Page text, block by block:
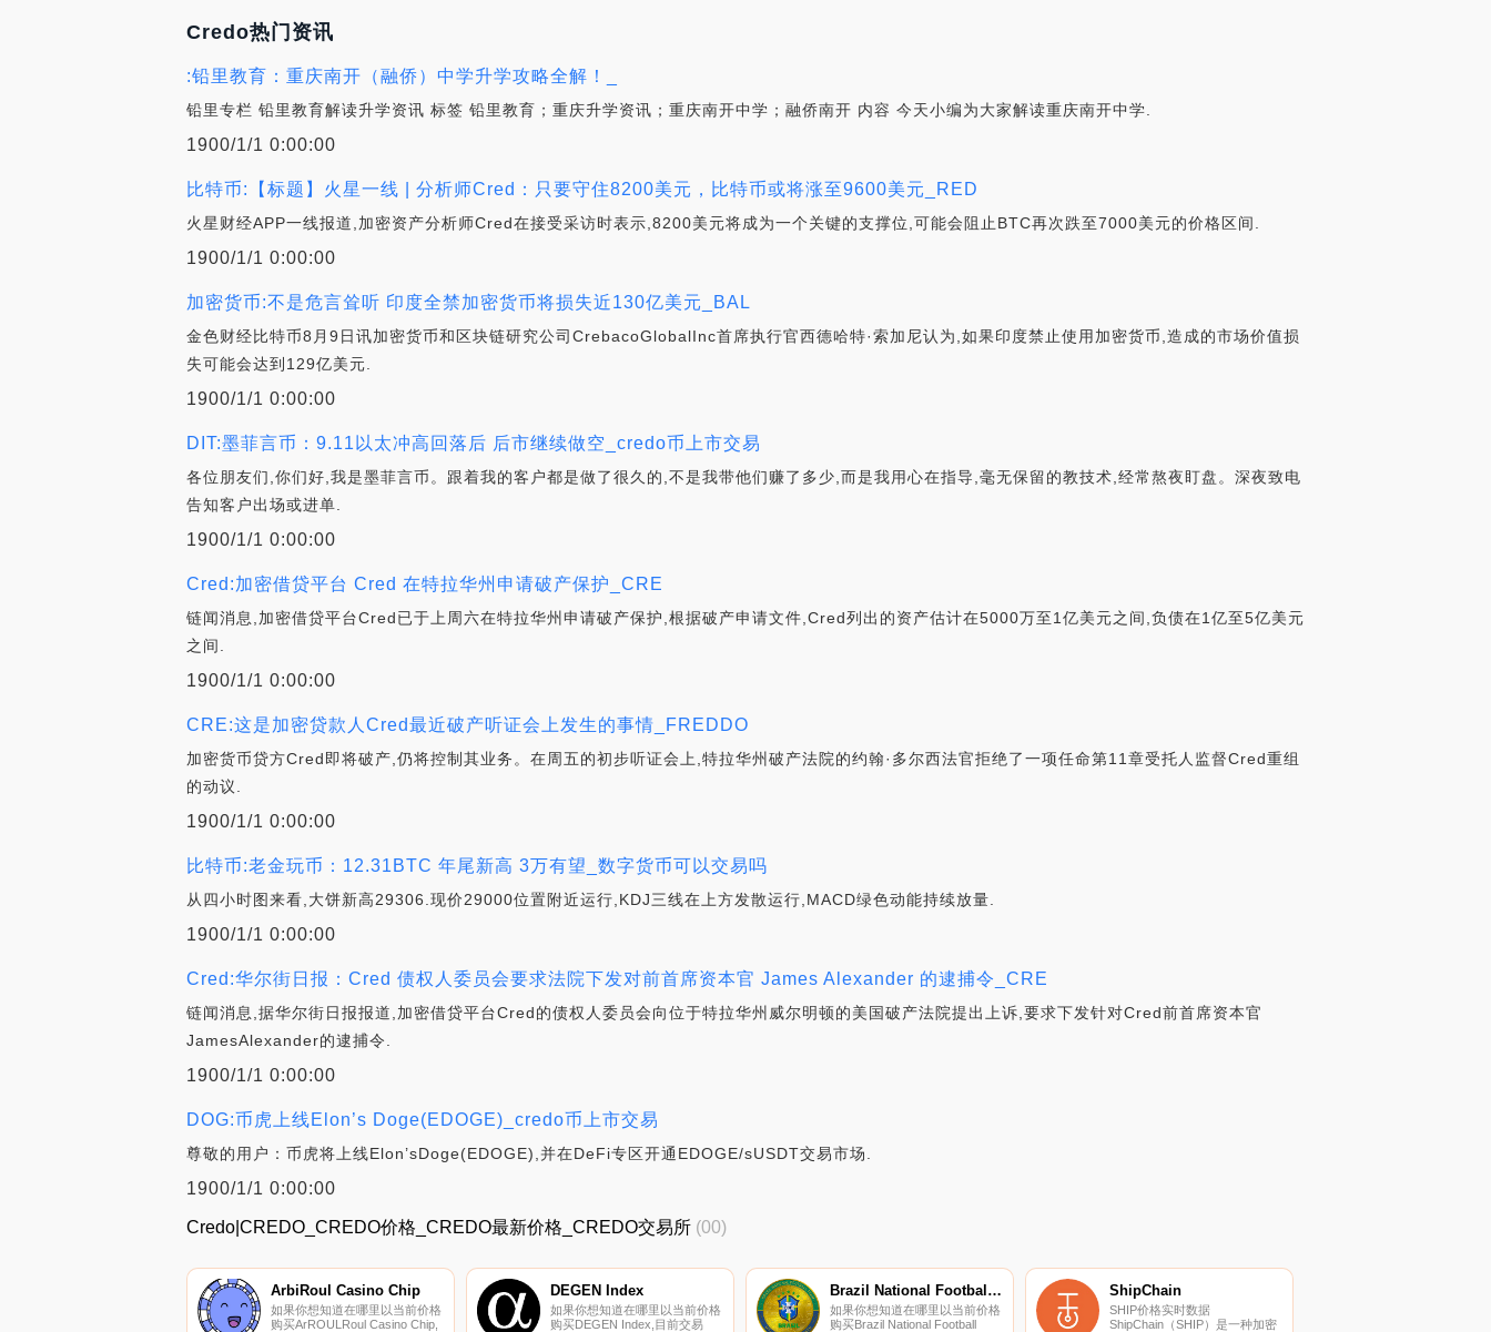
Credo热门资讯
:铅里教育：重庆南开（融侨）中学升学攻略全解！_
铅里专栏 铅里教育解读升学资讯 标签 铅里教育；重庆升学资讯；重庆南开中学；融侨南开 内容 今天小编为大家解读重庆南开中学.
1900/1/1 0:00:00
比特币:【标题】火星一线 | 分析师Cred：只要守住8200美元，比特币或将涨至9600美元_RED
火星财经APP一线报道,加密资产分析师Cred在接受采访时表示,8200美元将成为一个关键的支撑位,可能会阻止BTC再次跌至7000美元的价格区间.
1900/1/1 0:00:00
加密货币:不是危言耸听 印度全禁加密货币将损失近130亿美元_BAL
金色财经比特币8月9日讯加密货币和区块链研究公司CrebacoGlobalInc首席执行官西德哈特·索加尼认为,如果印度禁止使用加密货币,造成的市场价值损
失可能会达到129亿美元.
1900/1/1 0:00:00
DIT:墨菲言币：9.11以太冲高回落后 后市继续做空_credo币上市交易
各位朋友们,你们好,我是墨菲言币。跟着我的客户都是做了很久的,不是我带他们赚了多少,而是我用心在指导,毫无保留的教技术,经常熬夜盯盘。深夜致电
告知客户出场或进单.
1900/1/1 0:00:00
Cred:加密借贷平台 Cred 在特拉华州申请破产保护_CRE
链闻消息,加密借贷平台Cred已于上周六在特拉华州申请破产保护,根据破产申请文件,Cred列出的资产估计在5000万至1亿美元之间,负债在1亿至5亿美元
之间.
1900/1/1 0:00:00
CRE:这是加密贷款人Cred最近破产听证会上发生的事情_FREDDO
加密货币贷方Cred即将破产,仍将控制其业务。在周五的初步听证会上,特拉华州破产法院的约翰·多尔西法官拒绝了一项任命第11章受托人监督Cred重组
的动议.
1900/1/1 0:00:00
比特币:老金玩币：12.31BTC 年尾新高 3万有望_数字货币可以交易吗
从四小时图来看,大饼新高29306.现价29000位置附近运行,KDJ三线在上方发散运行,MACD绿色动能持续放量.
1900/1/1 0:00:00
Cred:华尔街日报：Cred 债权人委员会要求法院下发对前首席资本官 James Alexander 的逮捕令_CRE
链闻消息,据华尔街日报报道,加密借贷平台Cred的债权人委员会向位于特拉华州威尔明顿的美国破产法院提出上诉,要求下发针对Cred前首席资本官
JamesAlexander的逮捕令.
1900/1/1 0:00:00
DOG:币虎上线Elon’s Doge(EDOGE)_credo币上市交易
尊敬的用户：币虎将上线Elon’sDoge(EDOGE),并在DeFi专区开通EDOGE/sUSDT交易市场.
1900/1/1 0:00:00
Credo|CREDO_CREDO价格_CREDO最新价格_CREDO交易所 (00)
ArbiRoul Casino Chip
如果你想知道在哪里以当前价格
购买ArROULRoul Casino Chip,
DEGEN Index
如果你想知道在哪里以当前价格
购买DEGEN Index,目前交易
Brazil National Football Team Fan Token
如果你想知道在哪里以当前价格
购买Brazil National Football
ShipChain
SHIP价格实时数据
ShipChain（SHIP）是一种加密